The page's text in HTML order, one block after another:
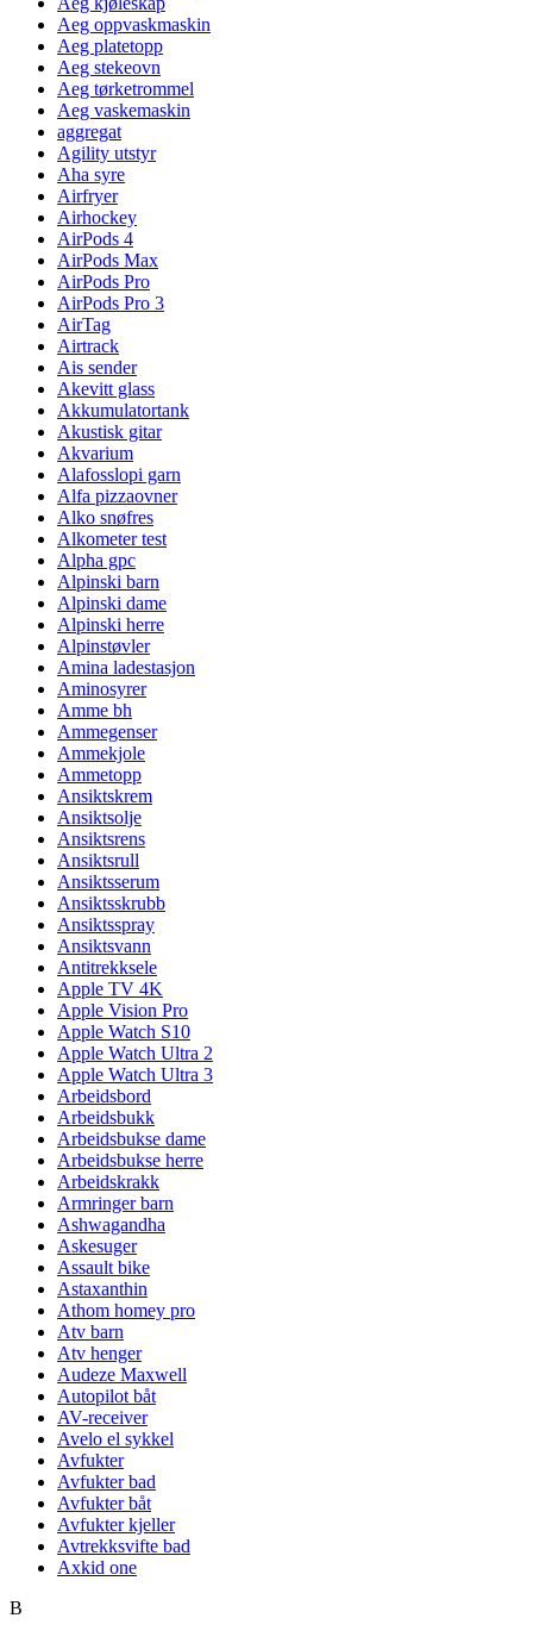
Aeg oppvaskmaskin
Aeg platetopp
Aeg stekeovn
Aeg tørketrommel
Aeg vaskemaskin
aggregat
Agility utstyr
Aha syre
Airfryer
Airhockey
AirPods 4
AirPods Max
AirPods Pro
AirPods Pro 3
AirTag
Airtrack
Ais sender
Akevitt glass
Akkumulatortank
Akustisk gitar
Akvarium
Alafosslopi garn
Alfa pizzaovner
Alko snøfres
Alkometer test
Alpha gpc
Alpinski barn
Alpinski dame
Alpinski herre
Alpinstøvler
Amina ladestasjon
Aminosyrer
Amme bh
Ammegenser
Ammekjole
Ammetopp
Ansiktskrem
Ansiktsolje
Ansiktsrens
Ansiktsrull
Ansiktsserum
Ansiktsskrubb
Ansiktsspray
Ansiktsvann
Antitrekksele
Apple TV 4K
Apple Vision Pro
Apple Watch S10
Apple Watch Ultra 2
Apple Watch Ultra 3
Arbeidsbord
Arbeidsbukk
Arbeidsbukse dame
Arbeidsbukse herre
Arbeidskrakk
Armringer barn
Ashwagandha
Askesuger
Assault bike
Astaxanthin
Athom homey pro
Atv barn
Atv henger
Audeze Maxwell
Autopilot båt
AV-receiver
Avelo el sykkel
Avfukter
Avfukter bad
Avfukter båt
Avfukter kjeller
Avtrekksvifte bad
Axkid one
B